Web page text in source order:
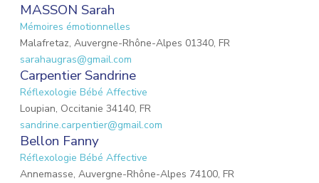
MASSON Sarah
Mémoires émotionnelles
Malafretaz, Auvergne-Rhône-Alpes 01340, FR
sarahaugras@gmail.com
Carpentier Sandrine
Réflexologie Bébé Affective
Loupian, Occitanie 34140, FR
sandrine.carpentier@gmail.com
Bellon Fanny
Réflexologie Bébé Affective
Annemasse, Auvergne-Rhône-Alpes 74100, FR